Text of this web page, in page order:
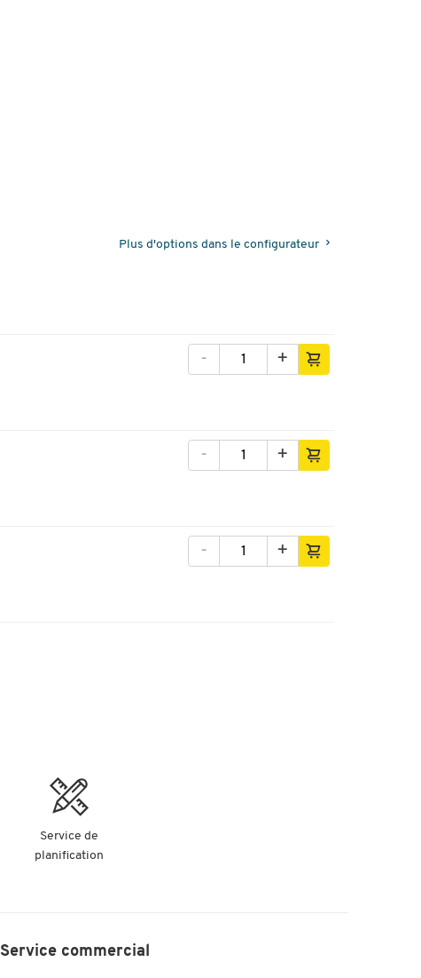
Plus d'options dans le configurateur
+
-
+
-
+
-
Service de
planification
Service commercial